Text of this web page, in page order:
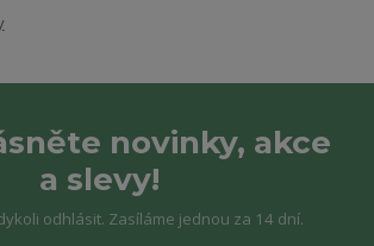
novinky, akce
a slevy!
odhlásit. Zasíláme jednou za 14 dní.